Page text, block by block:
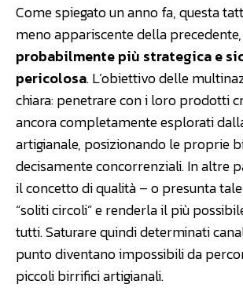
Come spiegato un anno fa, questa
meno appariscente della
probabilmente più strategica e
pericolosa. L’obiettivo delle
chiara: penetrare con i loro prodotti
ancora completamente esplorati
artigianale, posizionando le proprie
decisamente concorrenziali. In altre
il concetto di qualità – o presunta
“soliti circoli” e renderla il più
tutti. Saturare quindi determinati
punto diventano impossibili da
piccoli birrifici artigianali.